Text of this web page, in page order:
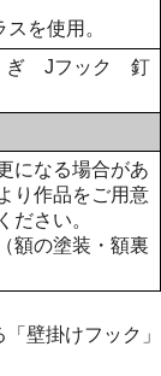
を使用。
Jフック 釘
になる場合があ
り作品をご用意
ださい。
額の塗装・額裏
壁掛けフック」